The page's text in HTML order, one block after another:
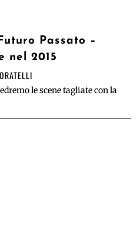
Passato –
nel 2015
le scene tagliate con la